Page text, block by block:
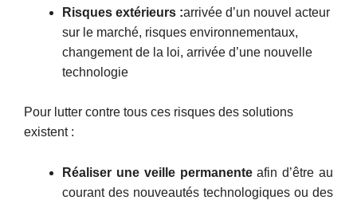
Risques extérieurs :arrivée d’un nouvel acteur
sur le marché, risques environnementaux,
changement de la loi, arrivée d’une nouvelle
technologie
Pour lutter contre tous ces risques des solutions
existent :
Réaliser une veille permanenteafin d’être au
courant des nouveautés technologiques ou des